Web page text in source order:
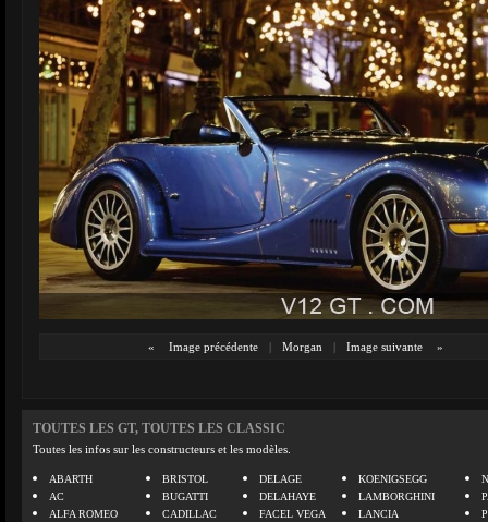
« Image précédente | Morgan | Image suivante »
TOUTES LES GT, TOUTES LES CLASSIC
Toutes les infos sur les constructeurs et les modèles.
ABARTH
AC
ALFA ROMEO
BRISTOL
BUGATTI
CADILLAC
DELAGE
DELAHAYE
FACEL VEGA
KOENIGSEGG
LAMBORGHINI
LANCIA